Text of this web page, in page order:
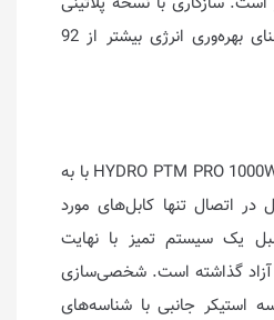
استاندارد 80Plus به معنای بهره‌وری انرژی بیشتر از 92
طراحی فول ماژولار پاور HYDRO PTM PRO 1000W با به
در اتصال تنها کابل‌های مورد
یک سیستم تمیز با نهایت
آزاد گذاشته است. شخصی‌سازی
جانبی با شناسه‌های